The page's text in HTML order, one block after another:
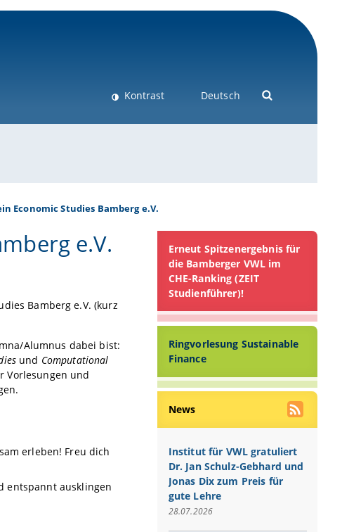
Kontrast Deutsch
Economic Studies Bamberg e.V.
e.V.
Bamberg e.V. (kurz
Alumnus dabei bist:
und Computational
Vorlesungen und
erleben! Freu dich
entspannt ausklingen
Erneut Spitzenergebnis für
die Bamberger VWL im
CHE-Ranking (ZEIT
Studienführer)!
Ringvorlesung Sustainable
Finance
News
Institut für VWL gratuliert
Dr. Jan Schulz-Gebhard und
Jonas Dix zum Preis für
gute Lehre
28.07.2026